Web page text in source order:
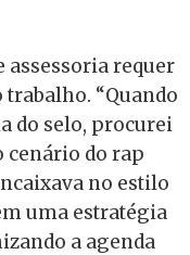
assessoria requer
“Quando
do selo, procurei
cenário do rap
no estilo
uma estratégia
a agenda